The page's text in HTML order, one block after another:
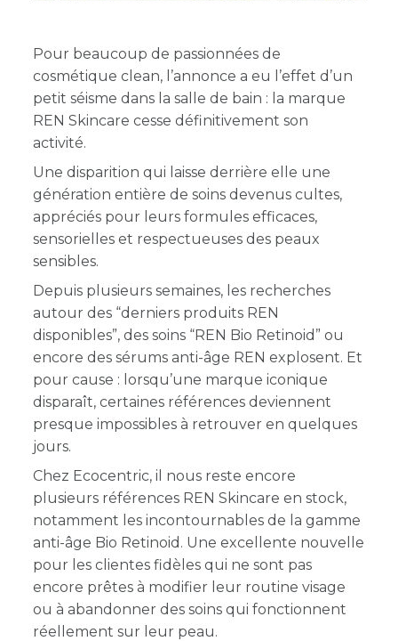
Pour beaucoup de passionnées de
cosmétique clean, l’annonce a eu l’effet d’un
petit séisme dans la salle de bain : la marque
REN Skincare cesse définitivement son
activité.
Une disparition qui laisse derrière elle une
génération entière de soins devenus cultes,
appréciés pour leurs formules efficaces,
sensorielles et respectueuses des peaux
sensibles.
Depuis plusieurs semaines, les recherches
autour des “derniers produits REN
disponibles”, des soins “REN Bio Retinoid” ou
encore des sérums anti-âge REN explosent. Et
pour cause : lorsqu’une marque iconique
disparaît, certaines références deviennent
presque impossibles à retrouver en quelques
jours.
Chez Ecocentric, il nous reste encore
plusieurs références REN Skincare en stock,
notamment les incontournables de la gamme
anti-âge Bio Retinoid. Une excellente nouvelle
pour les clientes fidèles qui ne sont pas
encore prêtes à modifier leur routine visage
ou à abandonner des soins qui fonctionnent
réellement sur leur peau.